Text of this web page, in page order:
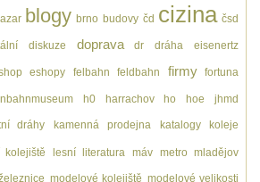
blogy brno budovy čd cizina čsd
diskuze doprava dr dráha eisenertz
eshopy felbahn feldbahn firmy fortuna
h0 harrachov ho hoe jhmd
dráhy kamenná prodejna katalogy koleje
kolejiště lesní literatura máv metro mladějov
modelové kolejiště modelové velikosti